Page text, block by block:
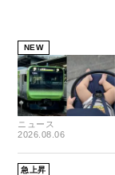
NEW
ニュース
2026.08.06
急上昇